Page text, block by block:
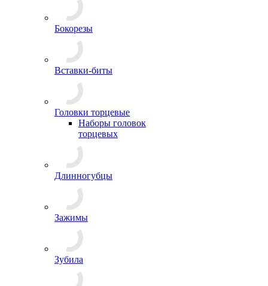
Бокорезы
Вставки-биты
Головки торцевые
Наборы головок
торцевых
Длинногубцы
Зажимы
Зубила